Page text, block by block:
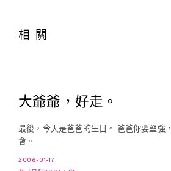
相關
大爺爺，好走。
最後，今天是爸爸的生日。 爸爸你要堅強
會。
2006-01-17